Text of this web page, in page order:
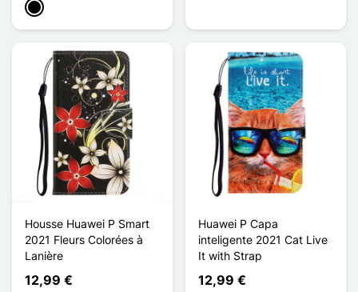
Preto
Housse Huawei P Smart
2021 Fleurs Colorées à
Lanière
12,99 €
Huawei P Capa
inteligente 2021 Cat Live
It with Strap
12,99 €